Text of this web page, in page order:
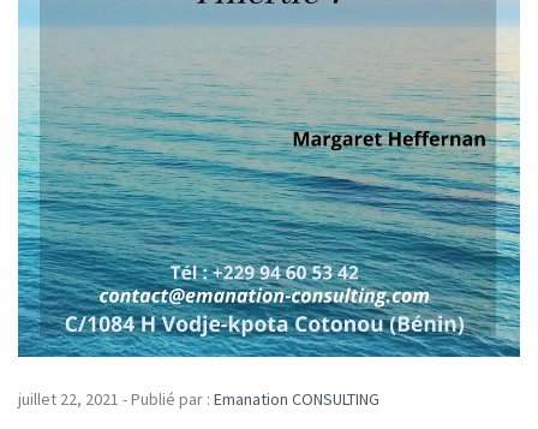
juillet 22, 2021 - Publié par : Emanation CONSULTING